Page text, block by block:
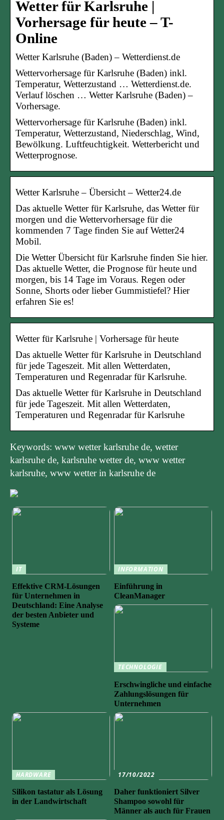
Wetter für Karlsruhe |
Vorhersage für heute – T-
Online
Wetter Karlsruhe (Baden) – Wetterdienst.de
Wettervorhersage für Karlsruhe (Baden) inkl.
Temperatur, Wetterzustand … Wetterdienst.de.
Verlauf löschen … Wetter Karlsruhe (Baden) –
Vorhersage.
Wettervorhersage für Karlsruhe (Baden) inkl.
Temperatur, Wetterzustand, Niederschlag, Wind,
Bewölkung. Luftfeuchtigkeit. Wetterbericht und
Wetterprognose.
Wetter Karlsruhe – Übersicht – Wetter24.de
Das aktuelle Wetter für Karlsruhe, das Wetter für
morgen und die Wettervorhersage für die
kommenden 7 Tage finden Sie auf Wetter24
Mobil.
Die Wetter Übersicht für Karlsruhe finden Sie hier.
Das aktuelle Wetter, die Prognose für heute und
morgen, bis 14 Tage im Voraus. Regen oder
Sonne, Shorts oder lieber Gummistiefel? Hier
erfahren Sie es!
Wetter für Karlsruhe | Vorhersage für heute
Das aktuelle Wetter für Karlsruhe in Deutschland
für jede Tageszeit. Mit allen Wetterdaten,
Temperaturen und Regenradar für Karlsruhe.
Das aktuelle Wetter für Karlsruhe in Deutschland
für jede Tageszeit. Mit allen Wetterdaten,
Temperaturen und Regenradar für Karlsruhe
Keywords: www wetter karlsruhe de, wetter
karlsruhe de, karlsruhe wetter de, www wetter
karlsruhe, www wetter in karlsruhe de
IT
Effektive CRM-Lösungen
für Unternehmen in
Deutschland: Eine Analyse
der besten Anbieter und
Systeme
INFORMATION
Einführung in
CleanManager
TECHNOLOGIE
Erschwingliche und einfache
Zahlungslösungen für
Unternehmen
HARDWARE
Silikon tastatur als Lösung
in der Landwirtschaft
17/10/2022
Daher funktioniert Silver
Shampoo sowohl für
Männer als auch für Frauen